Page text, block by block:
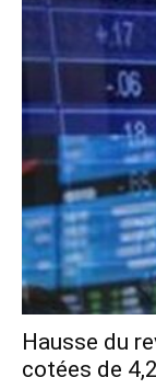
Hausse du
cotées de